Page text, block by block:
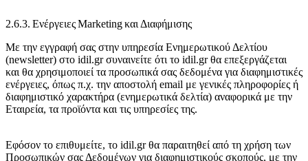
2.6.3. Ενέργειες Marketing και Διαφήμισης
Με την εγγραφή σας στην υπηρεσία Ενημερωτικού Δελτίου
(newsletter) στο idil.gr συναινείτε ότι το idil.gr θα επεξεργάζεται
και θα χρησιμοποιεί τα προσωπικά σας δεδομένα για διαφημιστικές
ενέργειες, όπως π.χ. την αποστολή email με γενικές πληροφορίες ή
διαφημιστικό χαρακτήρα (ενημερωτικά δελτία) αναφορικά με την
Εταιρεία, τα προϊόντα και τις υπηρεσίες της.
Εφόσον το επιθυμείτε, το idil.gr θα παραιτηθεί από τη χρήση των
Προσωπικών σας Δεδομένων για διαφημιστικούς σκοπούς, με την